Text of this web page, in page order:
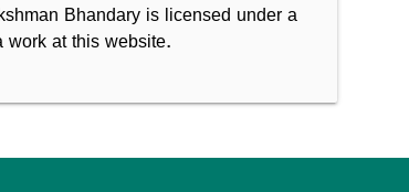
Bhandary is licensed under a
work at this website.